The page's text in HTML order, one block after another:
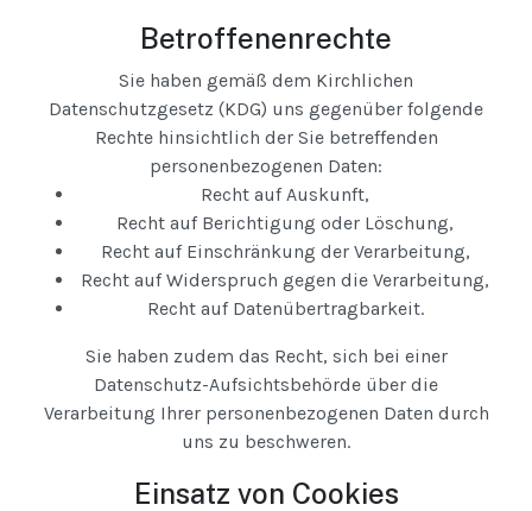
Betroffenenrechte
Sie haben gemäß dem Kirchlichen
Datenschutzgesetz (KDG) uns gegenüber folgende
Rechte hinsichtlich der Sie betreffenden
personenbezogenen Daten:
Recht auf Auskunft,
Recht auf Berichtigung oder Löschung,
Recht auf Einschränkung der Verarbeitung,
Recht auf Widerspruch gegen die Verarbeitung,
Recht auf Datenübertragbarkeit.
Sie haben zudem das Recht, sich bei einer
Datenschutz-Aufsichtsbehörde über die
Verarbeitung Ihrer personenbezogenen Daten durch
uns zu beschweren.
Einsatz von Cookies